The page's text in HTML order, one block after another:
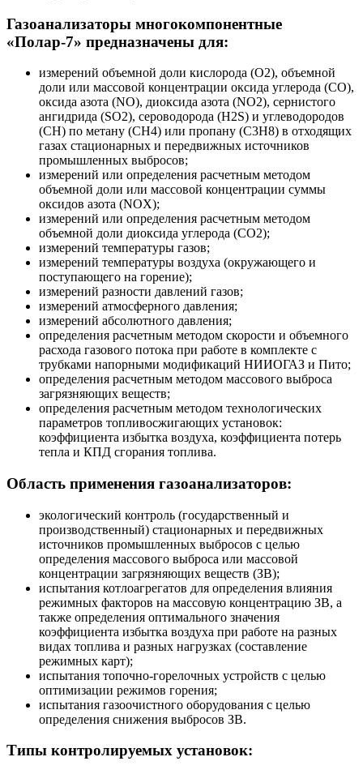
Газоанализаторы многокомпонентные
«Полар-7» предназначены для:
измерений объемной доли кислорода (О2), объемной
доли или массовой концентрации оксида углерода (СО),
оксида азота (NO), диоксида азота (NO2), сернистого
ангидрида (SO2), сероводорода (Н2S) и углеводородов
(СН) по метану (СН4) или пропану (С3Н8) в отходящих
газах стационарных и передвижных источников
промышленных выбросов;
измерений или определения расчетным методом
объемной доли или массовой концентрации суммы
оксидов азота (NOX);
измерений или определения расчетным методом
объемной доли диоксида углерода (СО2);
измерений температуры газов;
измерений температуры воздуха (окружающего и
поступающего на горение);
измерений разности давлений газов;
измерений атмосферного давления;
измерений абсолютного давления;
определения расчетным методом скорости и объемного
расхода газового потока при работе в комплекте с
трубками напорными модификаций НИИОГАЗ и Пито;
определения расчетным методом массового выброса
загрязняющих веществ;
определения расчетным методом технологических
параметров топливосжигающих установок:
коэффициента избытка воздуха, коэффициента потерь
тепла и КПД сгорания топлива.
Область применения газоанализаторов:
экологический контроль (государственный и
производственный) стационарных и передвижных
источников промышленных выбросов с целью
определения массового выброса или массовой
концентрации загрязняющих веществ (ЗВ);
испытания котлоагрегатов для определения влияния
режимных факторов на массовую концентрацию ЗВ, а
также определения оптимального значения
коэффициента избытка воздуха при работе на разных
видах топлива и разных нагрузках (составление
режимных карт);
испытания топочно-горелочных устройств с целью
оптимизации режимов горения;
испытания газоочистного оборудования с целью
определения снижения выбросов ЗВ.
Типы контролируемых установок: